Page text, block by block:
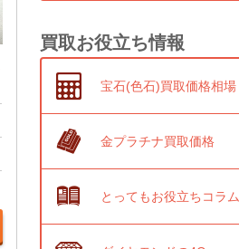
買取お役立ち情報
宝石(色石)買取価格相場
金プラチナ買取価格
とってもお役立ちコラム